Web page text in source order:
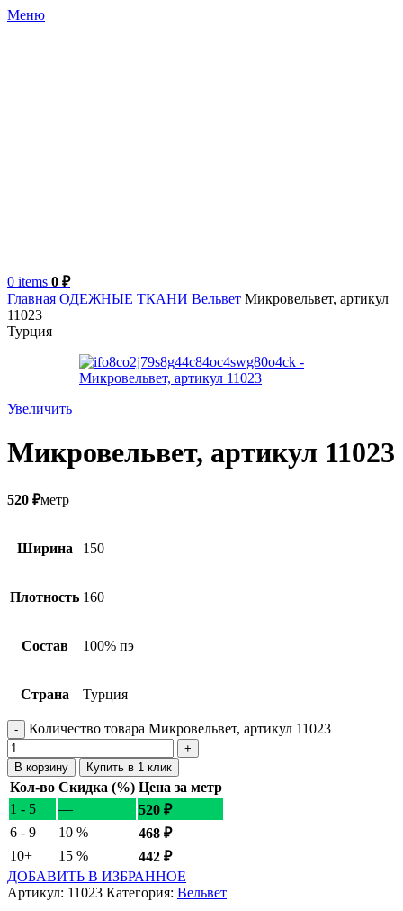
Меню
0 items 0 ₽
Главная ОДЕЖНЫЕ ТКАНИ Вельвет Микровельвет, артикул
11023
Турция
Увеличить
Микровельвет, артикул 11023
520 ₽метр
Ширина 150
Плотность 160
Состав 100% пэ
Страна Турция
Количество товара Микровельвет, артикул 11023
В корзину Купить в 1 клик
Кол-во Скидка (%) Цена за метр
1 - 5
— 520 ₽
6 - 9
10 % 468 ₽
10+
15 % 442 ₽
ДОБАВИТЬ В ИЗБРАННОЕ
Артикул: 11023 Категория: Вельвет